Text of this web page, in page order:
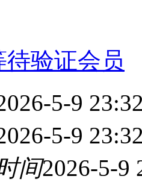
待验证会员
5-9
5-9
间2026-5-9